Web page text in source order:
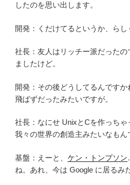
したのを思い出します。
開発：くだけてるというか、らし
社長：友人はリッチー派だったの
ましたけど。
開発：その後どうしてるんです
飛ばずだったみたいですが。
社長：なにせ UnixとCを作っちゃ
我々の世界の創造主みたいなもん
基盤：えーと、 ケン・トンプソン
ね。あれ、今は Google に居るみ